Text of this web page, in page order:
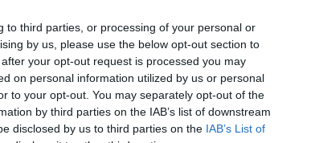
to third parties, or processing of your personal or
by us, please use the below opt-out section to
your opt-out request is processed you may
on personal information utilized by us or personal
to your opt-out. You may separately opt-out of the
by third parties on the IAB’s list of downstream
disclosed by us to third parties on the IAB’s List of